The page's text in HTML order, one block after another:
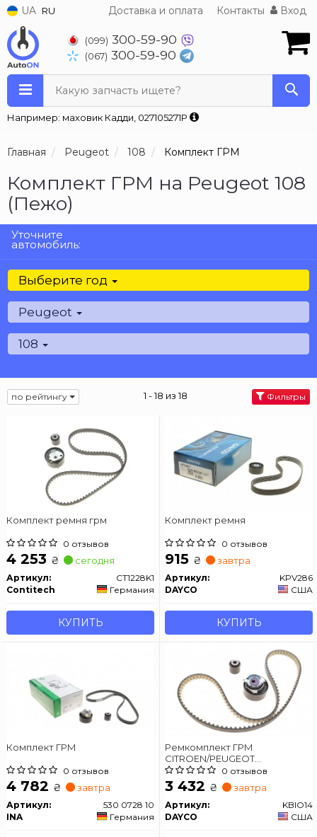
UA RU Доставка и оплата Контакты Вход
(099) 300-59-90
(067) 300-59-90
Какую запчасть ищете?
Например: маховик Кадди, 027105271P
Главная Peugeot 108 Комплект ГРМ
Комплект ГРМ на Peugeot 108
(Пежо)
Уточните
автомобиль:
Выберите год
Peugeot
108
по рейтингу 1 - 18 из 18 Фильтры
Комплект ремня грм
0 отзывов
4 253 ₴ сегодня
Артикул:
CT1228K1
Contitech
Германия
КУПИТЬ
Комплект ремня
0 отзывов
915 ₴ завтра
Артикул:
KPV286
DAYCO
США
КУПИТЬ
Комплект ГРМ
0 отзывов
4 782 ₴ завтра
Артикул:
530 0728 10
INA
Германия
Ремкомплект ГРМ
CITROEN/PEUGEOT
Berlingo/C3/C4/DS3/108/208/
"1,0-1,2 "12>>
0 отзывов
3 432 ₴ завтра
Артикул:
KBIO14
DAYCO
США